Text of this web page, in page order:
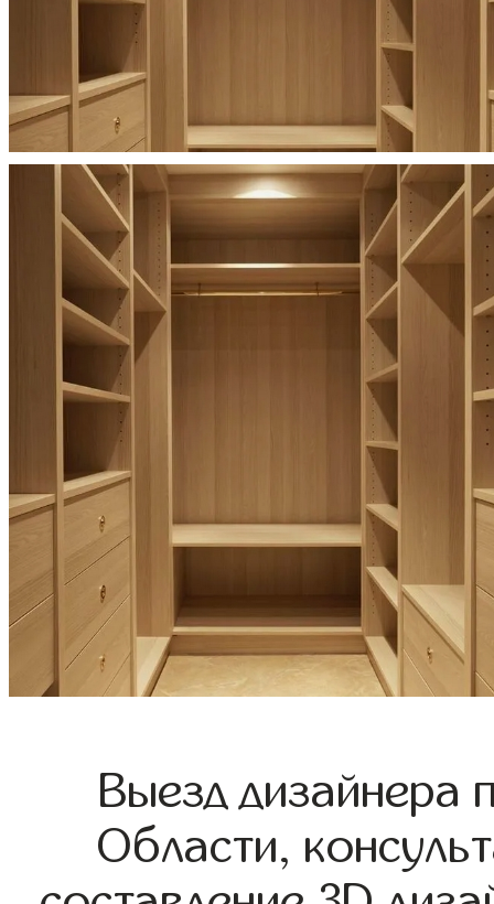
Выезд дизайнера
Области,